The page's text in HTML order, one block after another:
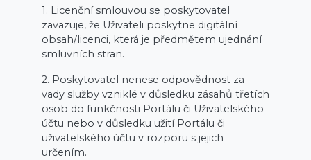
1. Licenční smlouvou se poskytovatel
zavazuje, že Uživateli poskytne digitální
obsah/licenci, která je předmětem ujednání
smluvních stran.
2. Poskytovatel nenese odpovědnost za
vady služby vzniklé v důsledku zásahů třetích
osob do funkčnosti Portálu či Uživatelského
účtu nebo v důsledku užití Portálu či
uživatelského účtu v rozporu s jejich
určením.